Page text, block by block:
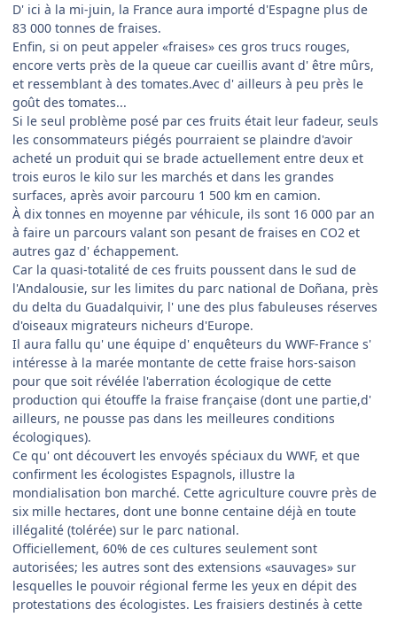
D' ici à la mi-juin, la France aura importé d'Espagne plus de
83 000 tonnes de fraises.
Enfin, si on peut appeler «fraises» ces gros trucs rouges,
encore verts près de la queue car cueillis avant d' être mûrs,
et ressemblant à des tomates.Avec d' ailleurs à peu près le
goût des tomates...
Si le seul problème posé par ces fruits était leur fadeur, seuls
les consommateurs piégés pourraient se plaindre d'avoir
acheté un produit qui se brade actuellement entre deux et
trois euros le kilo sur les marchés et dans les grandes
surfaces, après avoir parcouru 1 500 km en camion.
À dix tonnes en moyenne par véhicule, ils sont 16 000 par an
à faire un parcours valant son pesant de fraises en CO2 et
autres gaz d' échappement.
Car la quasi-totalité de ces fruits poussent dans le sud de
l'Andalousie, sur les limites du parc national de Doñana, près
du delta du Guadalquivir, l' une des plus fabuleuses réserves
d'oiseaux migrateurs nicheurs d'Europe.
Il aura fallu qu' une équipe d' enquêteurs du WWF-France s'
intéresse à la marée montante de cette fraise hors-saison
pour que soit révélée l'aberration écologique de cette
production qui étouffe la fraise française (dont une partie,d'
ailleurs, ne pousse pas dans les meilleures conditions
écologiques).
Ce qu' ont découvert les envoyés spéciaux du WWF, et que
confirment les écologistes Espagnols, illustre la
mondialisation bon marché. Cette agriculture couvre près de
six mille hectares, dont une bonne centaine déjà en toute
illégalité (tolérée) sur le parc national.
Officiellement, 60% de ces cultures seulement sont
autorisées; les autres sont des extensions «sauvages» sur
lesquelles le pouvoir régional ferme les yeux en dépit des
protestations des écologistes. Les fraisiers destinés à cette